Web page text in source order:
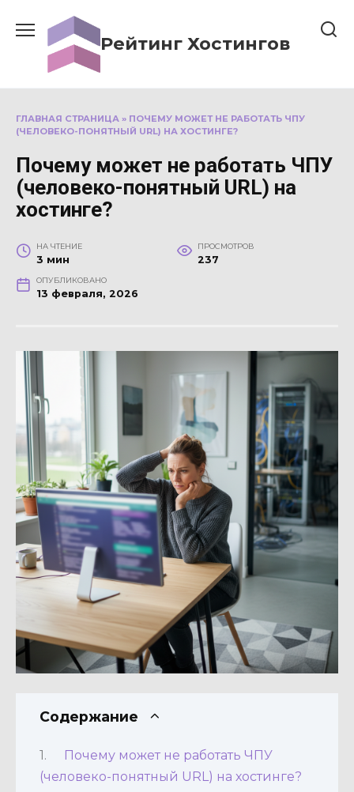
содержанию
Рейтинг Хостингов
ГЛАВНАЯ СТРАНИЦА » ПОЧЕМУ МОЖЕТ НЕ РАБОТАТЬ ЧПУ
(ЧЕЛОВЕКО-ПОНЯТНЫЙ URL) НА ХОСТИНГЕ?
Почему может не работать ЧПУ
(человеко-понятный URL) на
хостинге?
НА ЧТЕНИЕ
3 мин
ПРОСМОТРОВ
237
ОПУБЛИКОВАНО
13 февраля, 2026
Содержание
Почему может не работать ЧПУ
(человеко-понятный URL) на хостинге?